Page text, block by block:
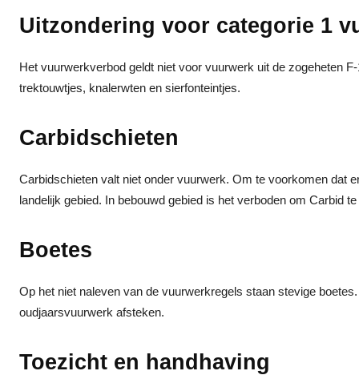
Uitzondering voor categorie 1
Het vuurwerkverbod geldt niet voor vuurwerk uit de zogeheten
trektouwtjes, knalerwten en sierfonteintjes.
Carbidschieten
Carbidschieten valt niet onder vuurwerk. Om te voorkomen dat
landelijk gebied. In bebouwd gebied is het verboden om Carbid
Boetes
Op het niet naleven van de vuurwerkregels staan stevige
oudjaarsvuurwerk afsteken.
Toezicht en handhaving